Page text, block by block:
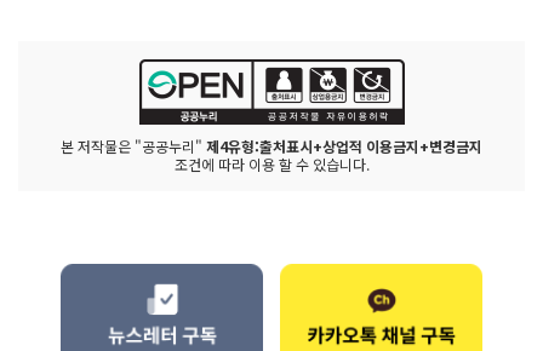
본 저작물은 "공공누리" 제4유형:출처표시+상업적 이용금지+변경금지
조건에 따라 이용 할 수 있습니다.